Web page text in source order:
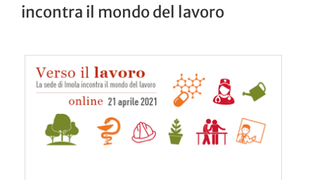
incontra il mondo del lavoro